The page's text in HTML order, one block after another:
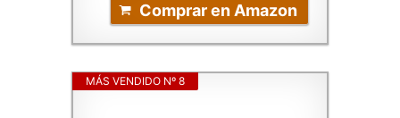
Comprar en Amazon
MÁS VENDIDO Nº 8